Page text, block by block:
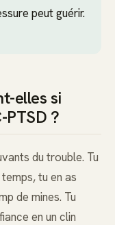
peut guérir.
elles si
?
du trouble. Tu
tu en as
de mines. Tu
en un clin